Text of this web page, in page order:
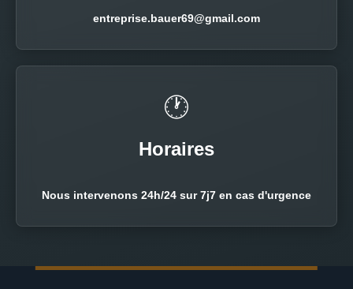
entreprise.bauer69@gmail.com
🕐
Horaires
Nous intervenons 24h/24 sur 7j7 en cas d'urgence